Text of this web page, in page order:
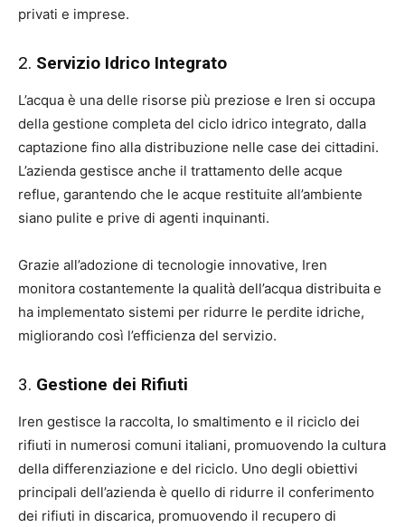
privati e imprese.
2. Servizio Idrico Integrato
L’acqua è una delle risorse più preziose e Iren si occupa
della gestione completa del ciclo idrico integrato, dalla
captazione fino alla distribuzione nelle case dei cittadini.
L’azienda gestisce anche il trattamento delle acque
reflue, garantendo che le acque restituite all’ambiente
siano pulite e prive di agenti inquinanti.
Grazie all’adozione di tecnologie innovative, Iren
monitora costantemente la qualità dell’acqua distribuita e
ha implementato sistemi per ridurre le perdite idriche,
migliorando così l’efficienza del servizio.
3. Gestione dei Rifiuti
Iren gestisce la raccolta, lo smaltimento e il riciclo dei
rifiuti in numerosi comuni italiani, promuovendo la cultura
della differenziazione e del riciclo. Uno degli obiettivi
principali dell’azienda è quello di ridurre il conferimento
dei rifiuti in discarica, promuovendo il recupero di